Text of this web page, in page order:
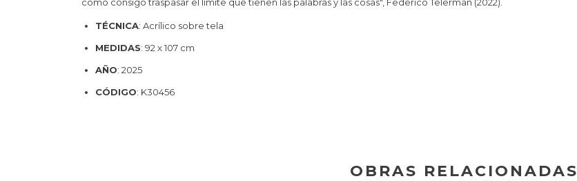
TÉCNICA: Acrílico sobre tela
MEDIDAS: 92 x 107 cm
AÑO: 2025
CÓDIGO: K30456
OBRAS RELACIONADAS